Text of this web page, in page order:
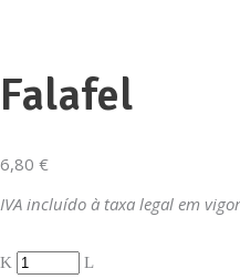
Falafel
6,80 €
IVA incluído à taxa legal em vigor